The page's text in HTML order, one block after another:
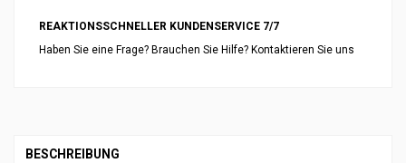
REAKTIONSSCHNELLER KUNDENSERVICE 7/7
Haben Sie eine Frage? Brauchen Sie Hilfe? Kontaktieren Sie uns
BESCHREIBUNG